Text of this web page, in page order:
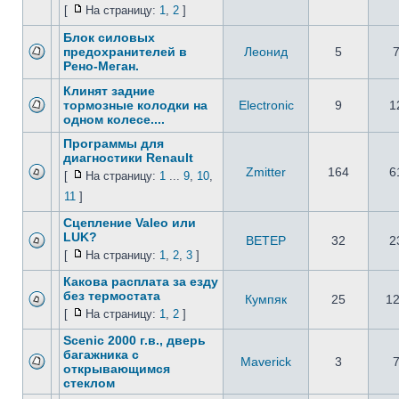
[ На страницу: 1, 2 ]
Блок силовых
предохранителей в
Рено-Меган.
Леонид 5
Клинят задние
тормозные колодки на
одном колесе....
Electronic 9
Программы для
диагностики Renault
[ На страницу: 1 ... 9, 10,
11 ]
Zmitter 164
Сцепление Valeo или
LUK?
[ На страницу: 1, 2, 3 ]
BETEP 32
Какова расплата за езду
без термостата
[ На страницу: 1, 2 ]
Кумпяк 25
Scenic 2000 г.в., дверь
багажника с
открывающимся
стеклом
Maverick 3